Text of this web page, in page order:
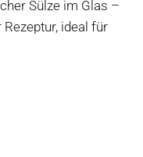
Sülze im Glas –
ideal für